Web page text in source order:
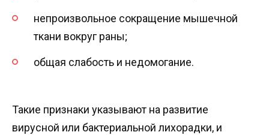
непроизвольное сокращение мышечной
ткани вокруг раны;
общая слабость и недомогание.
Такие признаки указывают на развитие
вирусной или бактериальной лихорадки, и